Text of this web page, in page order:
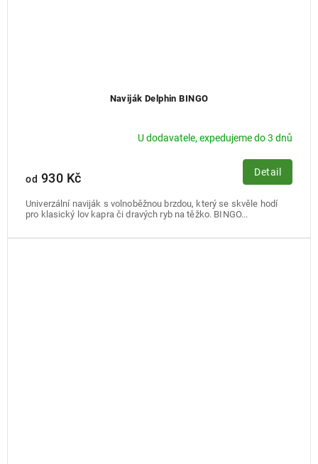
Naviják Delphin BINGO
U dodavatele, expedujeme do 3 dnů
od 930 Kč Detail
Univerzální naviják s volnoběžnou brzdou, který se skvěle hodí
pro klasický lov kapra či dravých ryb na těžko. BINGO...